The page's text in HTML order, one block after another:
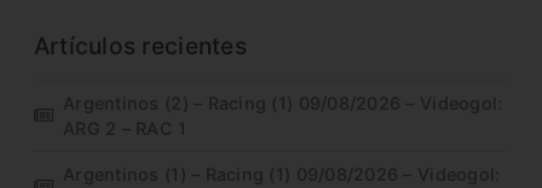
Artículos recientes
Argentinos (2) – Racing (1) 09/08/2026 – Videogol:
ARG 2 – RAC 1
Argentinos (1) – Racing (1) 09/08/2026 – Videogol: